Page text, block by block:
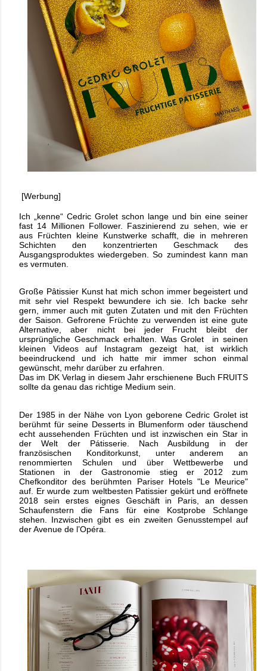
[Werbung]
Ich „kenne“ Cedric Grolet schon lange und bin eine seiner
fast 14 Millionen Follower. Faszinierend zu sehen, wie er
aus Früchten kleine Kunstwerke schafft, die in mehreren
Schichten den konzentrierten Geschmack des
Ausgangsproduktes wiedergeben. So zumindest kann man
es vermuten.
Große Pâtissier Kunst hat mich schon immer begeistert und
mit sehr viel Respekt bewundere ich sie. Ich backe sehr
gern, immer auch mit guten Zutaten und mit den Früchten
der Saison. Gefrorene Früchte zu verwenden ist eine gute
Alternative, aber nicht bei jeder Frucht bleibt der
ursprüngliche Geschmack erhalten. Was Grolet
in seinen
kleinen Videos auf Instagram gezeigt hat, ist wirklich
beeindruckend und ich hatte mir immer schon einmal
gewünscht, mehr darüber zu erfahren.
Das im DK Verlag in diesem Jahr erschienene Buch FRUITS
sollte da genau das richtige Medium sein.
Der 1985 in der Nähe von Lyon geborene Cedric Grolet ist
berühmt für seine Desserts in Blumenform oder täuschend
echt aussehenden Früchten und ist inzwischen ein Star in
der Welt der Pátisserie. Nach Ausbildung in der
französischen Konditorkunst, unter anderem an
renommierten Schulen und über Wettbewerbe und
Stationen in der Gastronomie stieg er 2012 zum
Chefkonditor des berühmten Pariser Hotels "Le Meurice"
auf. Er wurde zum weltbesten Patissier gekürt und eröffnete
2018 sein erstes eignes Geschäft in Paris, an dessen
Schaufenstern die Fans für eine Kostprobe Schlange
stehen. Inzwischen gibt es ein zweiten Genusstempel auf
der Avenue de l’Opéra.